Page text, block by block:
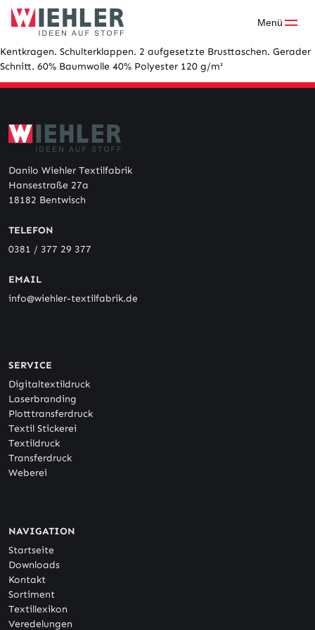
Skip
Menü
Kentkragen. Schulterklappen. 2 aufgesetzte Brusttaschen. Gerader
Schnitt. 60% Baumwolle 40% Polyester 120 g/m²
Danilo Wiehler Textilfabrik
Hansestraße 27a
18182 Bentwisch
TELEFON
0381 / 377 29 377
EMAIL
info@wiehler-textilfabrik.de
SERVICE
Digitaltextildruck
Laserbranding
Plotttransferdruck
Textil Stickerei
Textildruck
Transferdruck
Weberei
NAVIGATION
Startseite
Downloads
Kontakt
Sortiment
Textillexikon
Veredelungen